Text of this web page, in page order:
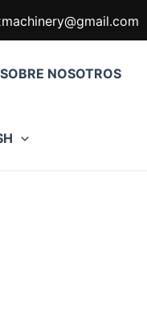
SOBRE NOSOTROS